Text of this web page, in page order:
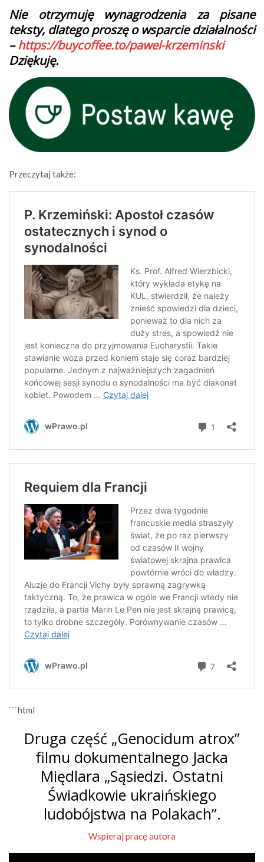
Nie otrzymuję wynagrodzenia za pisane
teksty, dlatego proszę o wsparcie działalności
–https://buycoffee.to/pawel-krzeminski
Dziękuję.
Przeczytaj także:
```html
Druga część „Genocidum atrox”
filmu dokumentalnego Jacka
Międlara „Sąsiedzi. Ostatni
Świadkowie ukraińskiego
ludobójstwa na Polakach”.
Wspieraj pracę autora